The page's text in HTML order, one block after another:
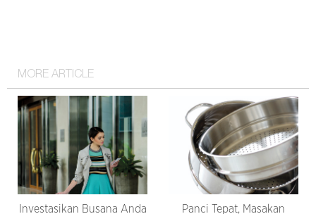
MORE ARTICLE
Investasikan Busana Anda Panci Tepat, Masakan